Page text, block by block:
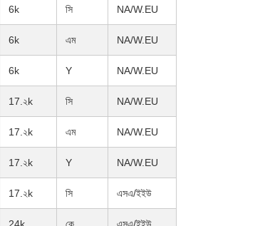
6k সি NA/W.EU
6k এম NA/W.EU
6k Y NA/W.EU
17.২k সি NA/W.EU
17.২k এম NA/W.EU
17.২k Y NA/W.EU
17.২k সি এসএ/ইইউ